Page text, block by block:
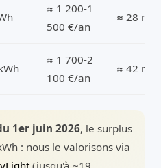
≈ 1 200-1
500 €/an
≈ 28 m²
≈ 1 700-2
100 €/an
≈ 42 m²
1er juin 2026, le surplus
: nous le valorisons via
(jusqu'à ~19